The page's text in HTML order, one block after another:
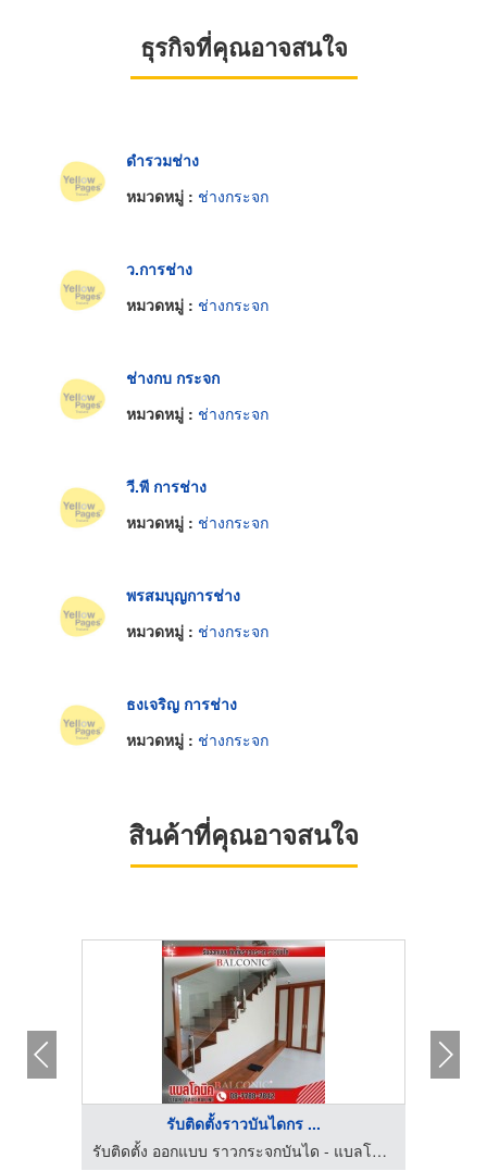
ธุรกิจที่คุณอาจสนใจ
ดำรวมช่าง
หมวดหมู่ : ช่างกระจก
ว.การช่าง
หมวดหมู่ : ช่างกระจก
ช่างกบ กระจก
หมวดหมู่ : ช่างกระจก
วี.พี การช่าง
หมวดหมู่ : ช่างกระจก
พรสมบุญการช่าง
หมวดหมู่ : ช่างกระจก
ธงเจริญ การช่าง
หมวดหมู่ : ช่างกระจก
สินค้าที่คุณอาจสนใจ
รับติดตั้งราวบันไดกร ...
รับติดตั้ง ออกแบบ ราวกระจกบันได - แบลโคนิค